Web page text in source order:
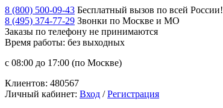
8 (800) 500-09-43 Бесплатный вызов по всей России!
8 (495) 374-77-29 Звонки по Москве и МО
Заказы по телефону не принимаются
Время работы: без выходных
с 08:00 до 17:00 (по Москве)
Клиентов: 480567
Личный кабинет: Вход /Регистрация